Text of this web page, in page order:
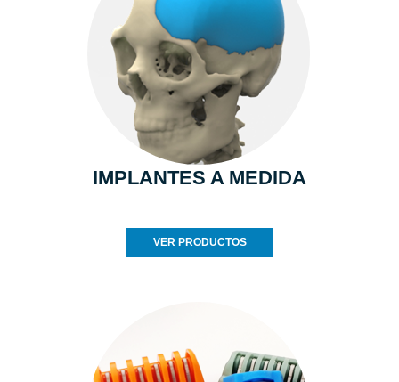
IMPLANTES A MEDIDA
VER PRODUCTOS